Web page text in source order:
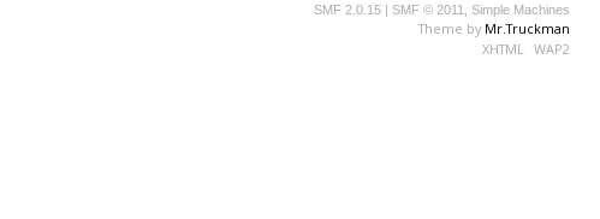
SMF 2.0.15 | SMF © 2011 Simple Machines
Theme by Mr.Truckman
XHTML
WAP2